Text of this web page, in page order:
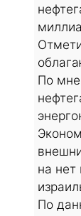
По
на нет
По